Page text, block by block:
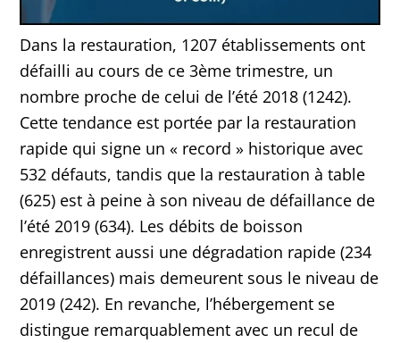
Dans la restauration, 1207 établissements ont
défailli au cours de ce 3ème trimestre, un
nombre proche de celui de l’été 2018 (1242).
Cette tendance est portée par la restauration
rapide qui signe un « record » historique avec
532 défauts, tandis que la restauration à table
(625) est à peine à son niveau de défaillance de
l’été 2019 (634). Les débits de boisson
enregistrent aussi une dégradation rapide (234
défaillances) mais demeurent sous le niveau de
2019 (242). En revanche, l’hébergement se
distingue remarquablement avec un recul de